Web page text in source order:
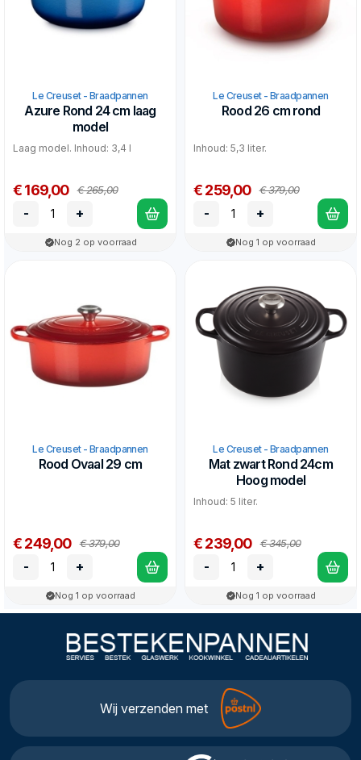
Le Creuset - Braadpannen
Azure Rond 24 cm laag
model
Laag model. Inhoud: 3,4 l
€ 169,00 € 265,00
- +
Nog 2 op voorraad
Le Creuset - Braadpannen
Rood 26 cm rond
Inhoud: 5,3 liter.
€ 259,00 € 379,00
- +
Nog 1 op voorraad
Le Creuset - Braadpannen
Rood Ovaal 29 cm
€ 249,00 € 379,00
- +
Nog 1 op voorraad
Le Creuset - Braadpannen
Mat zwart Rond 24cm
Hoog model
Inhoud: 5 liter.
€ 239,00 € 345,00
- +
Nog 1 op voorraad
Wij verzenden met